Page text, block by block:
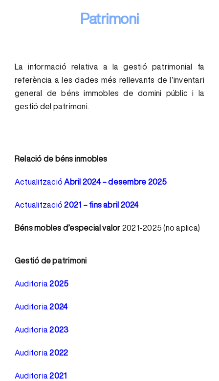
Patrimoni
La informació relativa a la gestió patrimonial fa
referència a les dades més rellevants de l’inventari
general de béns immobles de domini públic i la
gestió del patrimoni.
Relació de béns inmobles
Actualització Abril 2024 – desembre 2025
Actualització2021 – fins abril 2024
Béns mobles d’especial valor 2021-2025 (no aplica)
Gestió de patrimoni
Auditoria2025
Auditoria2024
Auditoria2023
Auditoria2022
Auditoria2021